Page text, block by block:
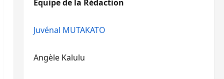
Equipe de la Rédaction
Juvénal MUTAKATO
Angèle Kalulu